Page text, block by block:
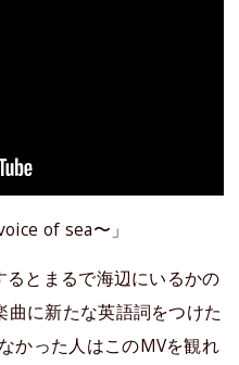
of sea〜」
るとまるで海辺にいるかの
曲に新たな英語詞をつけた
かった人はこのMVを観れ